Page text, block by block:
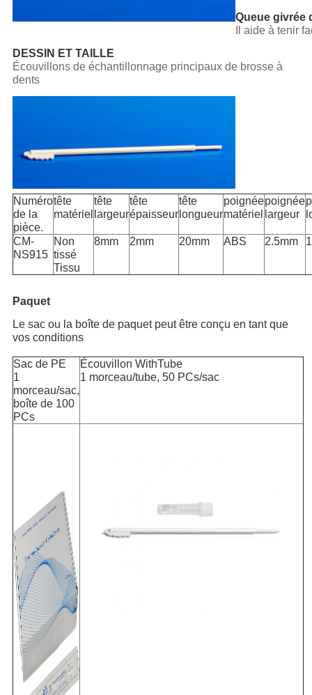
Queue givrée
Il aide à tenir
DESSIN ET TAILLE
Écouvillons de échantillonnage principaux de brosse à
dents
Numéro
de la
pièce.
tête
matériel
tête
largeur
tête
épaisseur
tête
longueur
poignée
matériel
poignée
largeur
CM-
NS915
Non
tissé
Tissu
8mm 2mm 20mm ABS 2.5mm
Paquet
Le sac ou la boîte de paquet peut être conçu en tant que
vos conditions
Sac de PE
1
morceau/sac,
boîte de 100
PCs
Écouvillon WithTube
1 morceau/tube, 50 PCs/sac